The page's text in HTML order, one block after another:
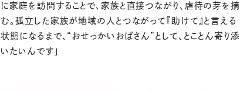
に家庭を訪問することで、家族と直接つながり、虐待の芽を摘
む。孤立した家族が地域の人とつながって『助けて』と言える
状態になるまで、“おせっかいおばさん”として、とことん寄り添
いたいんです」